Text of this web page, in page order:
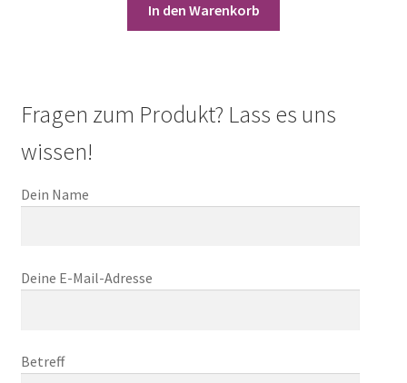
In den Warenkorb
Fragen zum Produkt? Lass es uns
wissen!
Dein Name
Deine E-Mail-Adresse
Betreff